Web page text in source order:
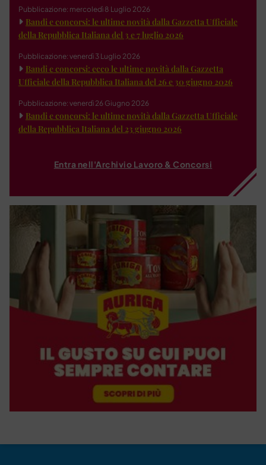
Pubblicazione: mercoledì 8 Luglio 2026
Bandi e concorsi: le ultime novità dalla Gazzetta Ufficiale
della Repubblica Italiana del 3 e 7 luglio 2026
Pubblicazione: venerdì 3 Luglio 2026
Bandi e concorsi: ecco le ultime novità dalla Gazzetta
Ufficiale della Repubblica Italiana del 26 e 30 giugno 2026
Pubblicazione: venerdì 26 Giugno 2026
Bandi e concorsi: le ultime novità dalla Gazzetta Ufficiale
della Repubblica Italiana del 23 giugno 2026
Entra nell'Archivio Lavoro & Concorsi